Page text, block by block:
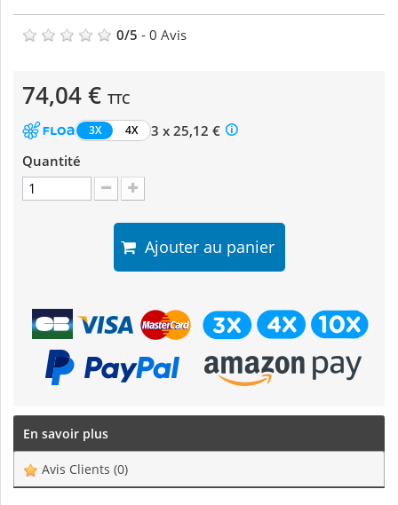
0/5 - 0 Avis
74,04 € TTC
3X 4X
3 x 25,12 €
Quantité
Ajouter au panier
En savoir plus
Avis Clients (0)